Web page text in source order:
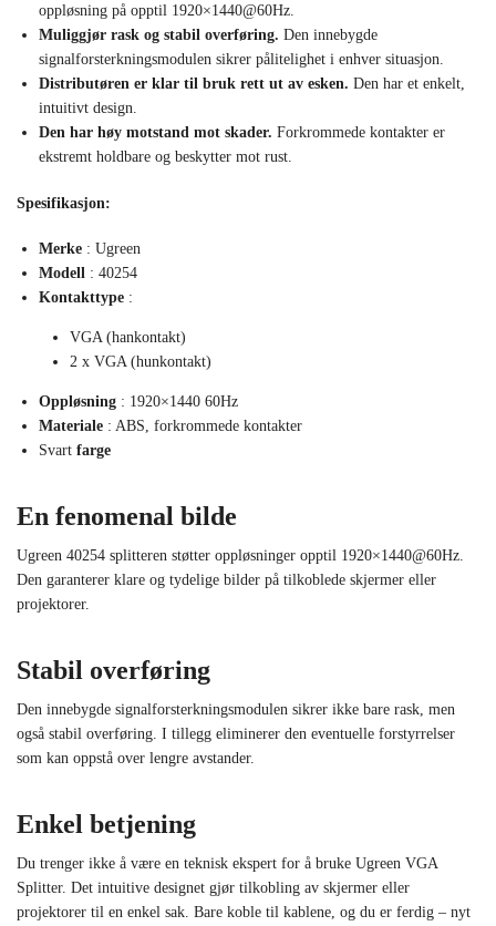
oppløsning på opptil 1920×1440@60Hz.
Muliggjør rask og stabil overføring. Den innebygde
signalforsterkningsmodulen sikrer pålitelighet i enhver situasjon.
Distributøren er klar til bruk rett ut av esken. Den har et enkelt,
intuitivt design.
Den har høy motstand mot skader. Forkrommede kontakter er
ekstremt holdbare og beskytter mot rust.
Spesifikasjon:
Merke : Ugreen
Modell : 40254
Kontakttype :
VGA (hankontakt)
2 x VGA (hunkontakt)
Oppløsning : 1920×1440 60Hz
Materiale : ABS, forkrommede kontakter
Svart farge
En fenomenal bilde
Ugreen 40254 splitteren støtter oppløsninger opptil 1920×1440@60Hz.
Den garanterer klare og tydelige bilder på tilkoblede skjermer eller
projektorer.
Stabil overføring
Den innebygde signalforsterkningsmodulen sikrer ikke bare rask, men
også stabil overføring. I tillegg eliminerer den eventuelle forstyrrelser
som kan oppstå over lengre avstander.
Enkel betjening
Du trenger ikke å være en teknisk ekspert for å bruke Ugreen VGA
Splitter. Det intuitive designet gjør tilkobling av skjermer eller
projektorer til en enkel sak. Bare koble til kablene, og du er ferdig – nyt